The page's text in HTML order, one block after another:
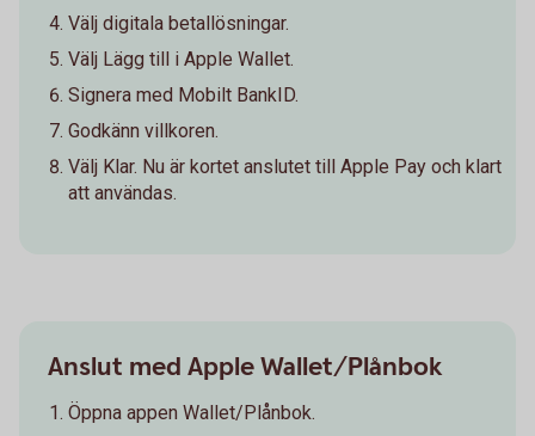
Välj digitala betallösningar.
Välj Lägg till i Apple Wallet.
Signera med Mobilt BankID.
Godkänn villkoren.
Välj Klar. Nu är kortet anslutet till Apple Pay och klart
att användas.
Anslut med Apple Wallet/Plånbok
Öppna appen Wallet/Plånbok.